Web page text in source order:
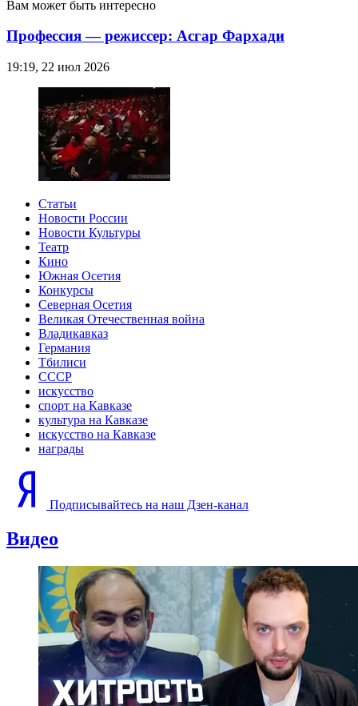
Вам может быть интересно
Профессия — режиссер: Асгар Фархади
19:19, 22 июл 2026
Статьи
Новости России
Новости Культуры
Театр
Кино
Южная Осетия
Конкурсы
Северная Осетия
Великая Отечественная война
Владикавказ
Германия
Тбилиси
СССР
искусство
спорт на Кавказе
культура на Кавказе
искусство на Кавказе
награды
Подписывайтесь на наш Дзен-канал
Видео